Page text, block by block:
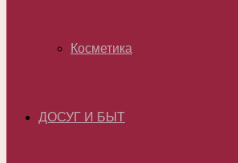
Косметика
ДОСУГ И БЫТ